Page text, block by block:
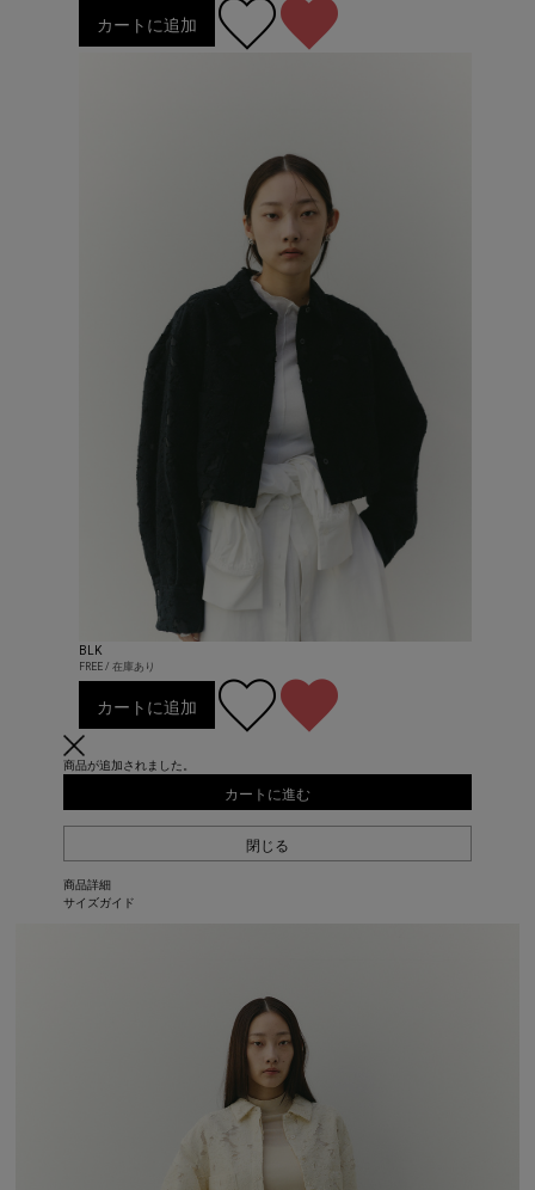
カートに追加
BLK
FREE / 在庫あり
カートに追加
商品が追加されました。
カートに進む
閉じる
商品詳細
サイズガイド